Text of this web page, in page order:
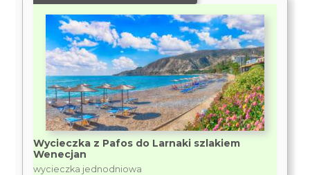
Wycieczka z Pafos do Larnaki szlakiem
Wenecjan
wycieczka jednodniowa